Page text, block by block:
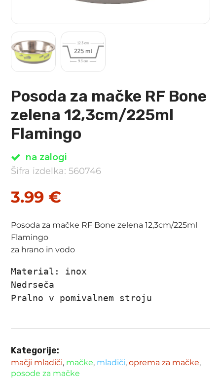
Posoda za mačke RF Bone
zelena 12,3cm/225ml
Flamingo
na zalogi
Šifra izdelka: 560746
3.99 €
Posoda za mačke RF Bone zelena 12,3cm/225ml
Flamingo
za hrano in vodo
Material: inox
Nedrseča
Pralno v pomivalnem stroju
Kategorije:
mačji mladiči, mačke, mladiči,oprema za mačke,
posode za mačke